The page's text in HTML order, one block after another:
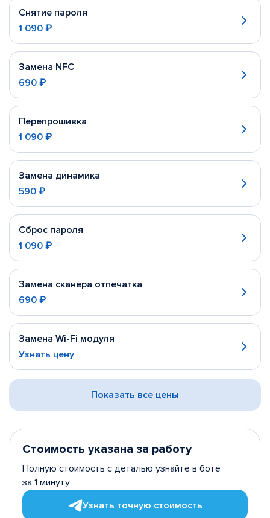
Снятие пароля
1 090 ₽
Замена NFC
690 ₽
Перепрошивка
1 090 ₽
Замена динамика
590 ₽
Сброс пароля
1 090 ₽
Замена сканера отпечатка
690 ₽
Замена Wi-Fi модуля
Узнать цену
Показать все цены
Стоимость указана за работу
Полную стоимость с деталью узнайте в боте
за 1 минуту
Узнать точную стоимость